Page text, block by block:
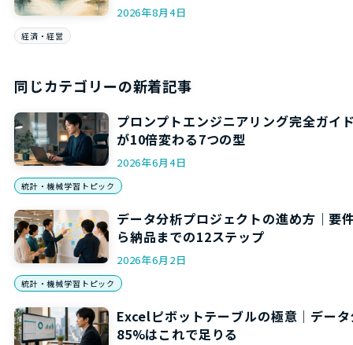
2026年8月4日
経済・経営
同じカテゴリーの新着記事
プロンプトエンジニアリング完全ガイ
が10倍変わる7つの型
2026年6月4日
統計・機械学習トピック
データ分析プロジェクトの進め方｜要
ら納品までの12ステップ
2026年6月2日
統計・機械学習トピック
Excelピボットテーブルの極意｜デー
85%はこれで足りる